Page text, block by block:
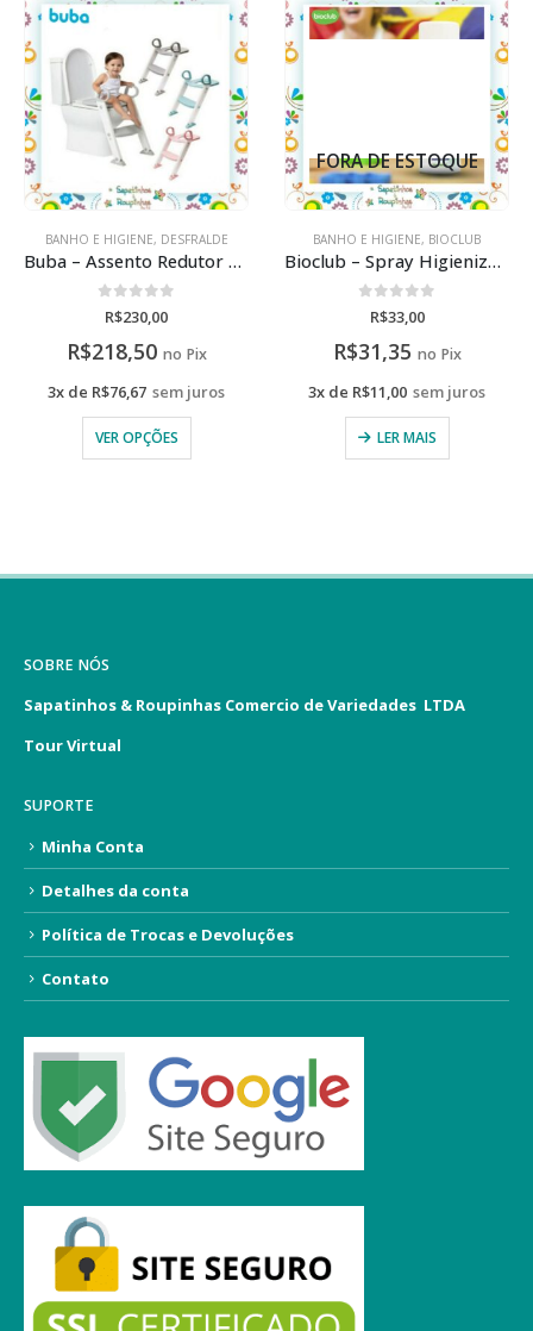
BANHO E HIGIENE, DESFRALDE
Buba – Assento Redutor Com Escada
de 5
R$230,00
R$218,50 no Pix
3x de R$76,67 sem juros
VER OPÇÕES
FORA DE ESTOQUE
BANHO E HIGIENE, BIOCLUB
Bioclub – Spray Higienizador para Superfícies – Álcool 70% – 300ml
de 5
R$33,00
R$31,35 no Pix
3x de R$11,00 sem juros
LER MAIS
SOBRE NÓS
Sapatinhos & Roupinhas Comercio de Variedades LTDA
Tour Virtual
SUPORTE
Minha Conta
Detalhes da conta
Política de Trocas e Devoluções
Contato